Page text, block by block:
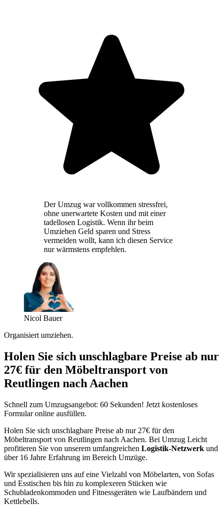
Der Umzug war vollkommen stressfrei,
ohne unerwartete Kosten und mit einer
tadellosen Logistik. Wenn ihr beim
Umziehen Geld sparen und Stress
vermeiden wollt, kann ich diesen Service
nur wärmstens empfehlen.
Nicol Bauer
Organisiert umziehen.
Holen Sie sich unschlagbare Preise ab nur
27€ für den Möbeltransport von
Reutlingen nach Aachen
Schnell zum Umzugsangebot: 60 Sekunden! Jetzt kostenloses
Formular online ausfüllen.
Holen Sie sich unschlagbare Preise ab nur 27€ für den
Möbeltransport von Reutlingen nach Aachen. Bei Umzug Leicht
profitieren Sie von unserem umfangreichen Logistik-Netzwerk und
über 16 Jahre Erfahrung im Bereich Umzüge.
Wir spezialisieren uns auf eine Vielzahl von Möbelarten, von Sofas
und Esstischen bis hin zu komplexeren Stücken wie
Schubladenkommoden und Fitnessgeräten wie Laufbändern und
Kettlebells.